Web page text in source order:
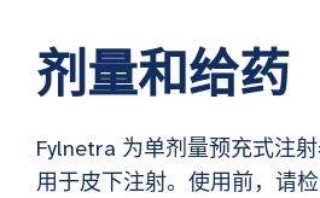
剂量和给药
Fylnetra 为单剂量预充式注射
用于皮下注射。使用前，请检